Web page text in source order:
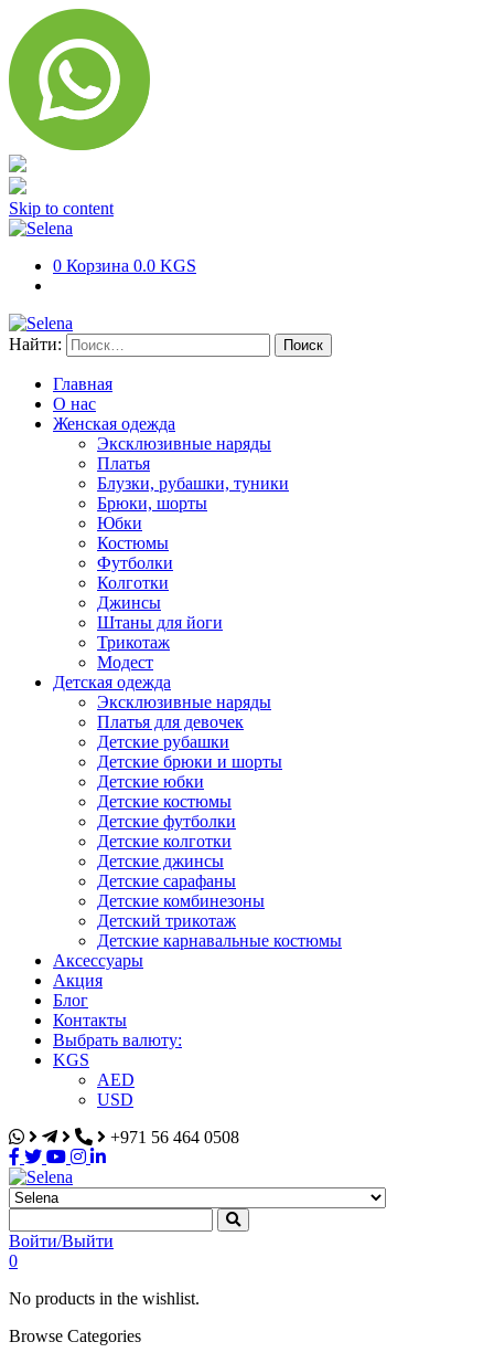
Skip to content
0 Корзина 0.0 KGS
Найти:
Главная
О нас
Женская одежда
Эксклюзивные наряды
Платья
Блузки, рубашки, туники
Брюки, шорты
Юбки
Костюмы
Футболки
Колготки
Джинсы
Штаны для йоги
Трикотаж
Модест
Детская одежда
Эксклюзивные наряды
Платья для девочек
Детские рубашки
Детские брюки и шорты
Детские юбки
Детские костюмы
Детские футболки
Детские колготки
Детские джинсы
Детские сарафаны
Детские комбинезоны
Детский трикотаж
Детские карнавальные костюмы
Аксессуары
Акция
Блог
Контакты
Выбрать валюту:
KGS
AED
USD
+971 56 464 0508
Selena
Интернет-магазин
Войти/Выйти
0
No products in the wishlist.
Browse Categories